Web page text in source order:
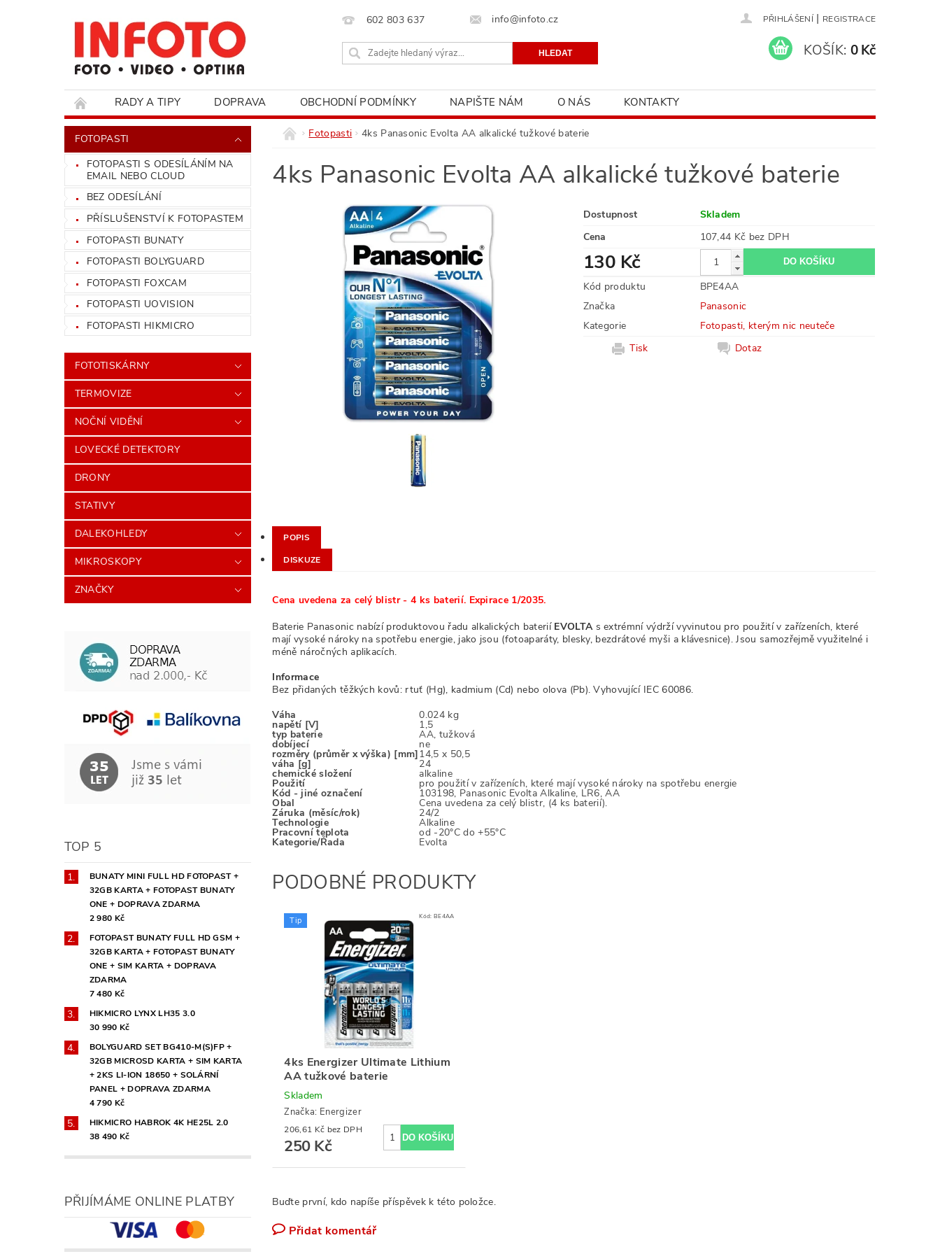
602 803 637 info@infoto.cz PŘIHLÁŠENÍ | REGISTRACE
KOŠÍK: 0 Kč
RADY A TIPY DOPRAVA OBCHODNÍ PODMÍNKY NAPIŠTE NÁM O NÁS
KONTAKTY
HODNOCENÍ OBCHODU
FOTOPASTI
FOTOPASTI S ODESÍLÁNÍM NA
EMAIL NEBO CLOUD
BEZ ODESÍLÁNÍ
PŘÍSLUŠENSTVÍ K FOTOPASTEM
FOTOPASTI BUNATY
FOTOPASTI BOLYGUARD
FOTOPASTI FOXCAM
FOTOPASTI UOVISION
FOTOPASTI HIKMICRO
FOTOTISKÁRNY
TERMOVIZE
NOČNÍ VIDĚNÍ
LOVECKÉ DETEKTORY
DRONY
STATIVY
DALEKOHLEDY
MIKROSKOPY
ZNAČKY
TOP 5
BUNATY MINI FULL HD FOTOPAST +
32GB KARTA + FOTOPAST BUNATY
ONE + DOPRAVA ZDARMA
2 980 Kč
FOTOPAST BUNATY FULL HD GSM +
32GB KARTA + FOTOPAST BUNATY
ONE + SIM KARTA + DOPRAVA
ZDARMA
7 480 Kč
HIKMICRO LYNX LH35 3.0
30 990 Kč
BOLYGUARD SET BG410-M(S)FP +
32GB MICROSD KARTA + SIM KARTA
+ 2KS LI-ION 18650 + SOLÁRNÍ
PANEL + DOPRAVA ZDARMA
4 790 Kč
HIKMICRO HABROK 4K HE25L 2.0
38 490 Kč
PŘIJÍMÁME ONLINE PLATBY
Fotopasti 4ks Panasonic Evolta AA alkalické tužkové baterie
4ks Panasonic Evolta AA alkalické tužkové baterie
Dostupnost
Skladem
Cena
107,44 Kč bez DPH
130 Kč
Kód produktu
BPE4AA
Značka
Panasonic
Kategorie
Fotopasti, kterým nic neuteče
Tisk
Dotaz
POPIS
DISKUZE
Cena uvedena za celý blistr - 4 ks baterií. Expirace 1/2035.
Baterie Panasonic nabízí produktovou řadu alkalických baterií EVOLTAs extrémní výdrží vyvinutou pro použití v zařízeních, které
mají vysoké nároky na spotřebu energie, jako jsou (fotoaparáty, blesky, bezdrátové myši a klávesnice). Jsou samozřejmě využitelné i
méně náročných aplikacích.
Informace
Bez přidaných těžkých kovů: rtuť (Hg), kadmium (Cd) nebo olova (Pb). Vyhovující IEC 60086.
Váha
0.024 kg
napětí [V] 1,5
typ baterie AA, tužková
dobíjecí ne
rozměry (průměr x výška) [mm]14,5 x 50,5
váha [g] 24
chemické složení alkaline
Použití pro použití v zařízeních, které mají vysoké nároky na spotřebu energie
Kód - jiné označení 103198, Panasonic Evolta Alkaline, LR6, AA
Obal Cena uvedena za celý blistr, (4 ks baterií).
Záruka (měsíc/rok) 24/2
Technologie Alkaline
Pracovní teplota od -20°C do +55°C
Kategorie/Řada Evolta
PODOBNÉ PRODUKTY
Tip Kód: BE4AA
4ks Energizer Ultimate Lithium
AA tužkové baterie
Skladem
Značka: Energizer
206,61 Kč bez DPH
250 Kč
Buďte první, kdo napíše příspěvek k této položce.
Přidat komentář